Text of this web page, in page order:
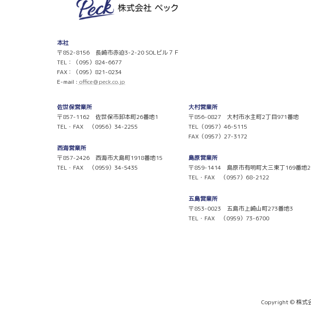
本社
〒852-8156 長崎市赤迫3-2-20 SOLビル７Ｆ
TEL：（095）824-6677
FAX：（095）821-0234
E-mail : office＠peck.co.jp
佐世保営業所
〒857-1162 佐世保市卸本町26番地1
TEL・FAX （0956）34-2255
西海営業所
〒857-2426 西海市大島町1918番地15
TEL・FAX （0959）34-5435
大村営業所
〒856-0827 大村市水主町2丁目971番地
TEL（0957）46-5115
FAX（0957）27-3172
島原営業所
〒859-1414 島原市有明町大三東丁169番地2
TEL・FAX （0957）68-2122
五島営業所
〒853-0023 五島市上崎山町273番地3
TEL・FAX （0959）73-6700
Copyright © 株式